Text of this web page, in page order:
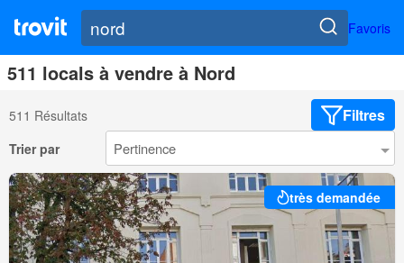
Favoris
511 locals à vendre à Nord
511 Résultats Filtres
Trier par
très demandée